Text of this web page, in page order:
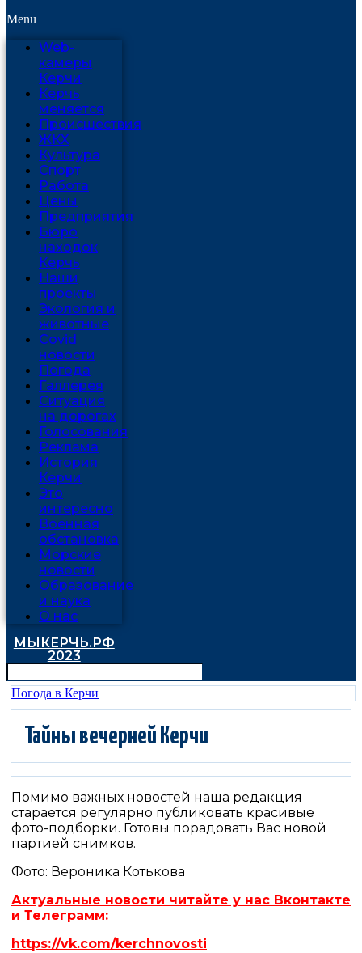
Menu
Web-
камеры
Керчи
Керчь
меняется
Проиcшествия
ЖКХ
Культура
Спорт
Работа
Цены
Предприятия
Бюро
находок
Керчь
Наши
проекты
Экология и
животные
Covid
новости
Погода
Галлерея
Ситуация
на дорогах
Голосования
Реклама
История
Керчи
Это
интересно
Военная
обстановка
Морские
новости
Образование
и наука
О нас
МЫКЕРЧЬ.РФ
2023
Погода в Керчи
Тайны вечерней Керчи
Помимо важных новостей наша редакция
старается регулярно публиковать красивые
фото-подборки. Готовы порадовать Вас новой
партией снимков.
Фото: Вероника Котькова
Актуальные новости читайте у нас Вконтакте
и Телеграмм:
https://vk.com/kerchnovosti